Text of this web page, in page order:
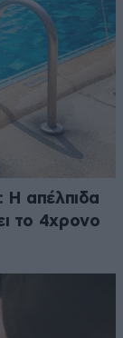
Η απέλπιδα
το 4χρονο